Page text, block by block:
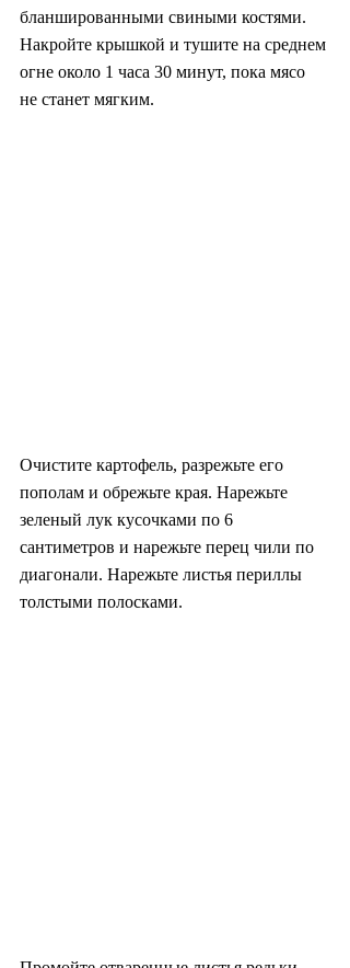
бланшированными свиными костями.
Накройте крышкой и тушите на среднем
огне около 1 часа 30 минут, пока мясо
не станет мягким.
Очистите картофель, разрежьте его
пополам и обрежьте края. Нарежьте
зеленый лук кусочками по 6
сантиметров и нарежьте перец чили по
диагонали. Нарежьте листья периллы
толстыми полосками.